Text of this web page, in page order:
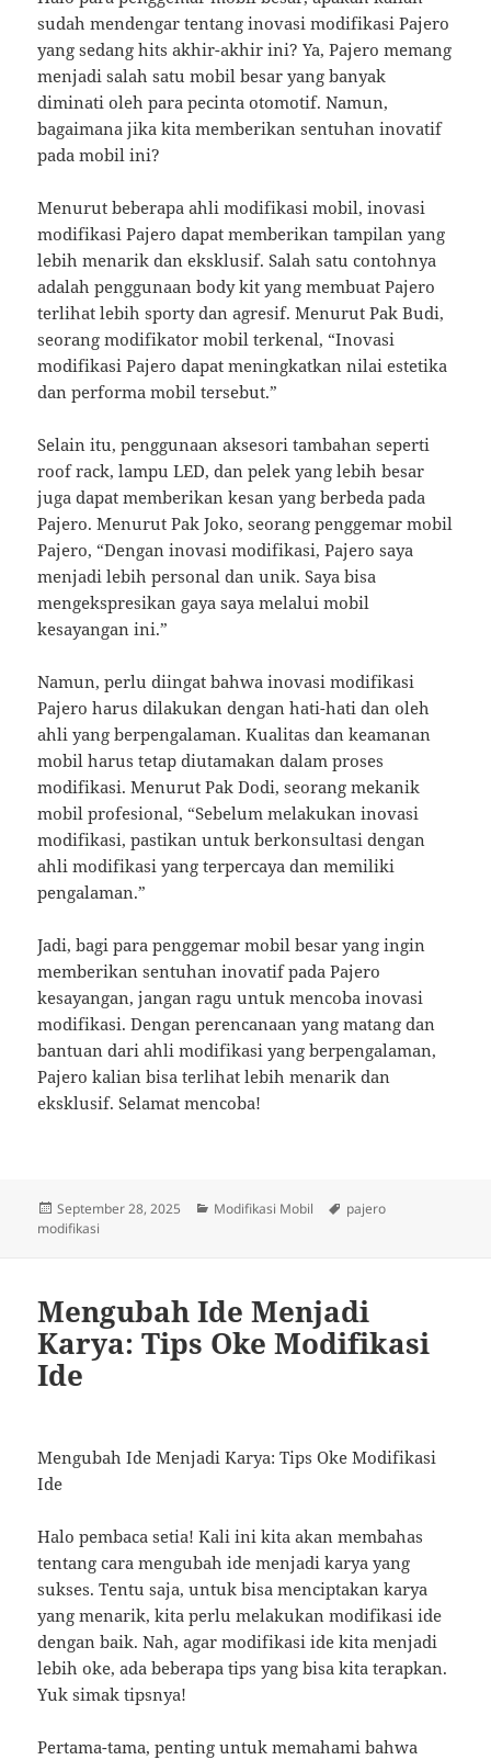
sudah mendengar tentang inovasi modifikasi Pajero
yang sedang hits akhir-akhir ini? Ya, Pajero memang
menjadi salah satu mobil besar yang banyak
diminati oleh para pecinta otomotif. Namun,
bagaimana jika kita memberikan sentuhan inovatif
pada mobil ini?
Menurut beberapa ahli modifikasi mobil, inovasi
modifikasi Pajero dapat memberikan tampilan yang
lebih menarik dan eksklusif. Salah satu contohnya
adalah penggunaan body kit yang membuat Pajero
terlihat lebih sporty dan agresif. Menurut Pak Budi,
seorang modifikator mobil terkenal, “Inovasi
modifikasi Pajero dapat meningkatkan nilai estetika
dan performa mobil tersebut.”
Selain itu, penggunaan aksesori tambahan seperti
roof rack, lampu LED, dan pelek yang lebih besar
juga dapat memberikan kesan yang berbeda pada
Pajero. Menurut Pak Joko, seorang penggemar mobil
Pajero, “Dengan inovasi modifikasi, Pajero saya
menjadi lebih personal dan unik. Saya bisa
mengekspresikan gaya saya melalui mobil
kesayangan ini.”
Namun, perlu diingat bahwa inovasi modifikasi
Pajero harus dilakukan dengan hati-hati dan oleh
ahli yang berpengalaman. Kualitas dan keamanan
mobil harus tetap diutamakan dalam proses
modifikasi. Menurut Pak Dodi, seorang mekanik
mobil profesional, “Sebelum melakukan inovasi
modifikasi, pastikan untuk berkonsultasi dengan
ahli modifikasi yang terpercaya dan memiliki
pengalaman.”
Jadi, bagi para penggemar mobil besar yang ingin
memberikan sentuhan inovatif pada Pajero
kesayangan, jangan ragu untuk mencoba inovasi
modifikasi. Dengan perencanaan yang matang dan
bantuan dari ahli modifikasi yang berpengalaman,
Pajero kalian bisa terlihat lebih menarik dan
eksklusif. Selamat mencoba!
Posted
on
September 28, 2025 Categories
Modifikasi Mobil Tags
pajero
modifikasi
Mengubah Ide Menjadi
Karya: Tips Oke Modifikasi
Ide
Mengubah Ide Menjadi Karya: Tips Oke Modifikasi
Ide
Halo pembaca setia! Kali ini kita akan membahas
tentang cara mengubah ide menjadi karya yang
sukses. Tentu saja, untuk bisa menciptakan karya
yang menarik, kita perlu melakukan modifikasi ide
dengan baik. Nah, agar modifikasi ide kita menjadi
lebih oke, ada beberapa tips yang bisa kita terapkan.
Yuk simak tipsnya!
Pertama-tama, penting untuk memahami bahwa